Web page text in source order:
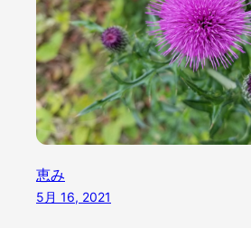
恵み
5月 16, 2021